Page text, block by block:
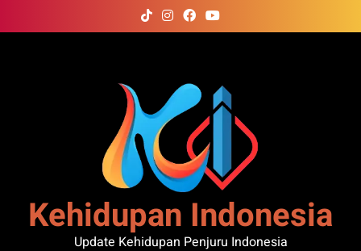
to
Kehidupan Indonesia
Update Kehidupan Penjuru Indonesia